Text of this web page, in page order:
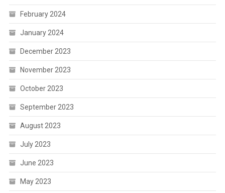
February 2024
January 2024
December 2023
November 2023
October 2023
September 2023
August 2023
July 2023
June 2023
May 2023